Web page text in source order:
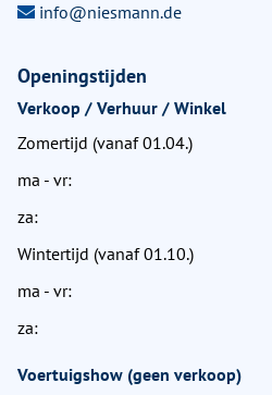
info@niesmann.de
Openingstijden
Verkoop / Verhuur / Winkel
Zomertijd (vanaf 01.04.)
ma - vr:
za:
Wintertijd (vanaf 01.10.)
ma - vr:
za:
Voertuigshow (geen verkoop)